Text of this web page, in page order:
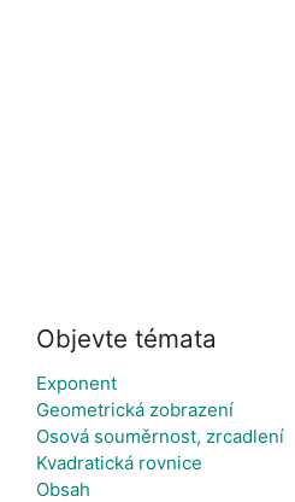
Objevte témata
Exponent
Geometrická zobrazení
Osová souměrnost, zrcadlení
Kvadratická rovnice
Obsah